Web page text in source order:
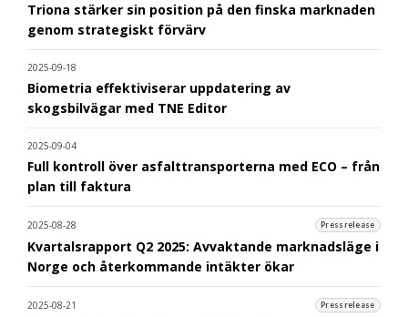
Triona stärker sin position på den finska marknaden
genom strategiskt förvärv
2025-09-18
Biometria effektiviserar uppdatering av
skogsbilvägar med TNE Editor
2025-09-04
Full kontroll över asfalttransporterna med ECO – från
plan till faktura
2025-08-28 Pressrelease
Kvartalsrapport Q2 2025: Avvaktande marknadsläge i
Norge och återkommande intäkter ökar
2025-08-21 Pressrelease